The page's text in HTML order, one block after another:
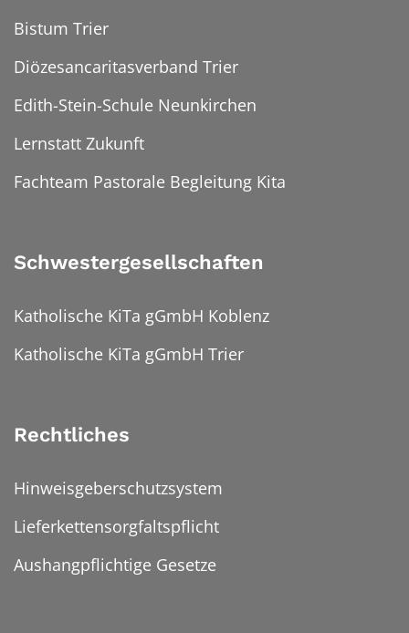
Bistum Trier
Diözesancaritasverband Trier
Edith-Stein-Schule Neunkirchen
Lernstatt Zukunft
Fachteam Pastorale Begleitung Kita
Schwestergesellschaften
Katholische KiTa gGmbH Koblenz
Katholische KiTa gGmbH Trier
Rechtliches
Hinweisgeberschutzsystem
Lieferkettensorgfaltspflicht
Aushangpflichtige Gesetze